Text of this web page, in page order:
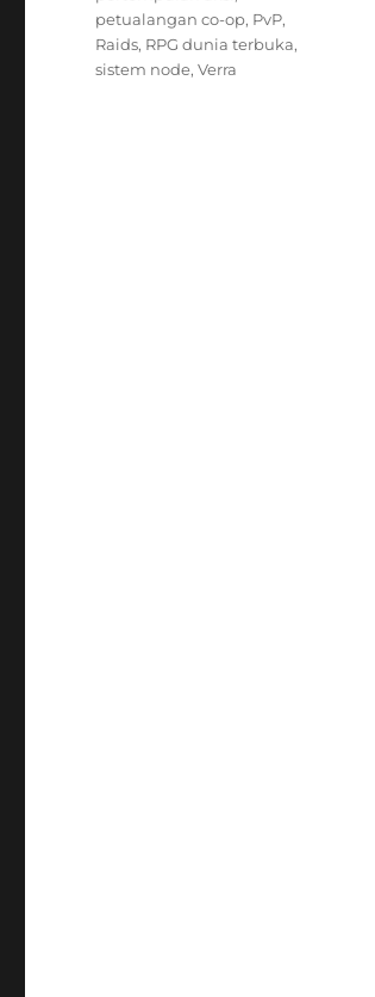
petualangan co-op, PvP,
Raids, RPG dunia terbuka,
sistem node,Verra